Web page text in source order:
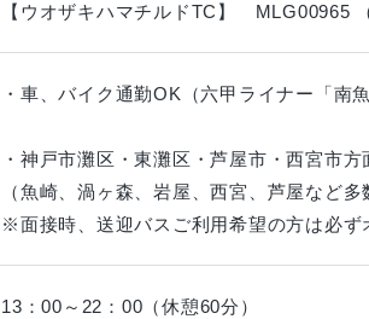
【ウオザキハマチルドTC】 MLG00965
・車、バイク通勤OK（六甲ライナー「南
・神戸市灘区・東灘区・芦屋市・西宮市
（魚崎、渦ヶ森、岩屋、西宮、芦屋など多
※面接時、送迎バスご利用希望の方は必ず
13：00～22：00（休憩60分）